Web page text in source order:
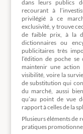
dans leurs publics
recourant à
privilégié à ce
exclusivité, y trouve
de faible prix, à la
dictionnaires ou
publicitaires très
l’édition de poche
maintenir une action
visibilité, voire la
de substitution qui
du marché, aussi
qu’au point de vue
rapport à celles de la
Plusieurs éléments de
pratiques